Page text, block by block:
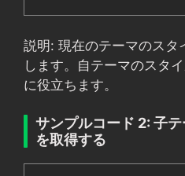
説明: 現在のテーマのスタ
します。自テーマのスタ
に役立ちます。
サンプルコード 2: 子
を取得する